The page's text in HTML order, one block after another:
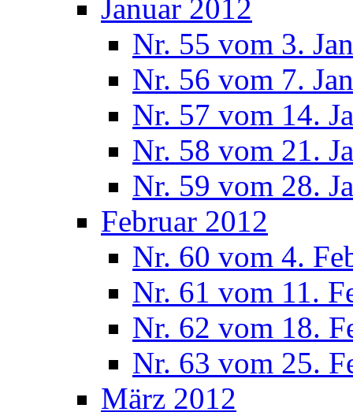
Januar 2012
Nr. 55 vom 3.
Nr. 56 vom 7.
Nr. 57 vom 14.
Nr. 58 vom 21.
Nr. 59 vom 28.
Februar 2012
Nr. 60 vom 4.
Nr. 61 vom 11.
Nr. 62 vom 18.
Nr. 63 vom 25.
März 2012